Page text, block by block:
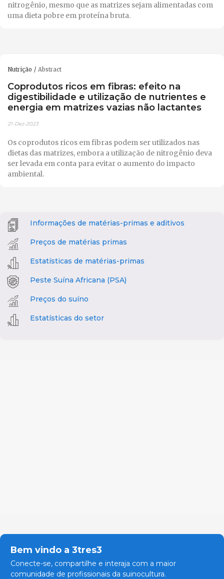
nitrogênio, mesmo que as matrizes sejam alimentadas com
uma dieta pobre em proteína bruta.
Nutrição Abstract
Coprodutos ricos em fibras: efeito na
digestibilidade e utilização de nutrientes e
energia em matrizes vazias não lactantes
21-Dez-2023
Os coprodutos ricos em fibras podem ser utilizados nas
dietas das matrizes, embora a utilização de nitrogênio deva
ser levada em conta para evitar o aumento do impacto
ambiental.
Informações de matérias-primas e aditivos
Preços de matérias primas
Estatísticas de matérias-primas
Peste Suína Africana (PSA)
Preços do suíno
Estatísticas do setor
Bem vindo a 3tres3
Conecte-se, compartilhe e interaja com a maior
comunidade de profissionais da suinocultura.